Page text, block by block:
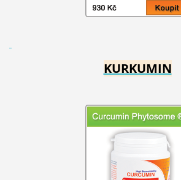
KURKUMIN